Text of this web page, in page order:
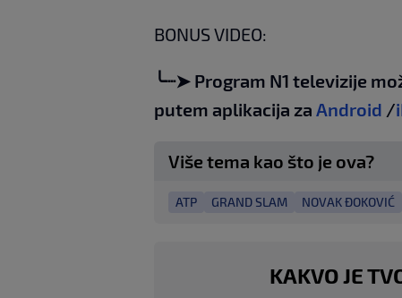
BONUS VIDEO:
╰┈➤ Program N1 televizije
putem aplikacija za Android /
Više tema kao što je ova?
ATP GRAND SLAM NOVAK ĐOKOVIĆ
KAKVO JE